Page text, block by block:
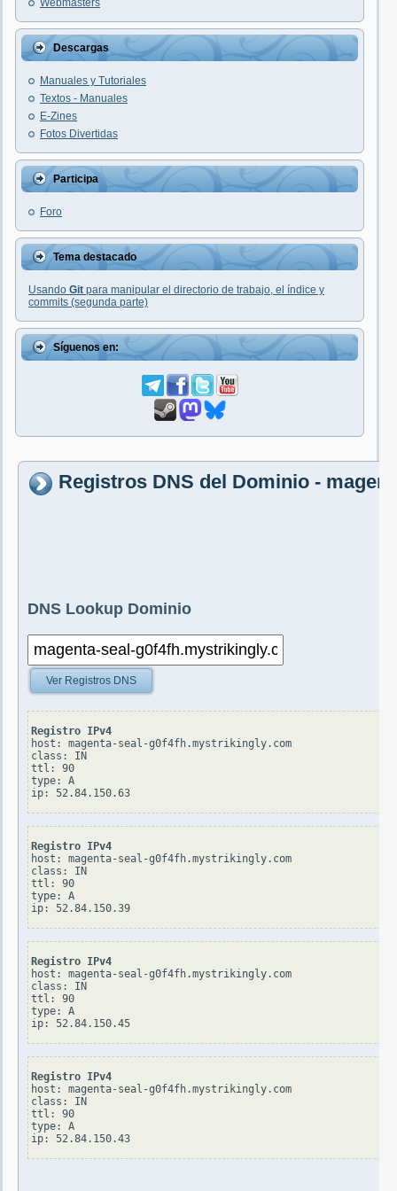
Webmasters
Descargas
Manuales y Tutoriales
Textos - Manuales
E-Zines
Fotos Divertidas
Participa
Foro
Tema destacado
Usando Git para manipular el directorio de trabajo, el índice y
commits (segunda parte)
Síguenos en:
Registros DNS del Dominio -
DNS Lookup Dominio
Ver Registros DNS
Registro IPv4
host: magenta-seal-g0f4fh.mystrikingly.com
class: IN
ttl: 90
type: A
Registro IPv4
host: magenta-seal-g0f4fh.mystrikingly.com
class: IN
ttl: 90
type: A
Registro IPv4
host: magenta-seal-g0f4fh.mystrikingly.com
class: IN
ttl: 90
type: A
Registro IPv4
host: magenta-seal-g0f4fh.mystrikingly.com
class: IN
ttl: 90
type: A